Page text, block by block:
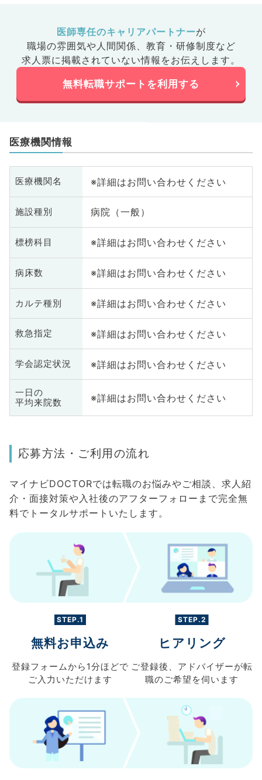
医師専任のキャリアパートナーが
職場の雰囲気や人間関係、 教育・研修制度など
求人票に掲載されていない情報をお伝えします。
無料転職サポートを利用する
医療機関情報
医療機関名 ※詳細はお問い合わせください
施設種別 病院（一般）
標榜科目 ※詳細はお問い合わせください
病床数 ※詳細はお問い合わせください
カルテ種別 ※詳細はお問い合わせください
救急指定 ※詳細はお問い合わせください
学会認定状況 ※詳細はお問い合わせください
一日の
平均来院数
※詳細はお問い合わせください
応募方法・ご利用の流れ
マイナビDOCTORでは転職のお悩みやご相談、求人紹
介・面接対策や入社後のアフターフォローまで完全無
料でトータルサポートいたします。
STEP.1
無料お申込み
登録フォームから 1分ほどで
ご入力 いただけます
STEP.2
ヒアリング
ご登録後、 アドバイザーが転
職のご希望を伺います